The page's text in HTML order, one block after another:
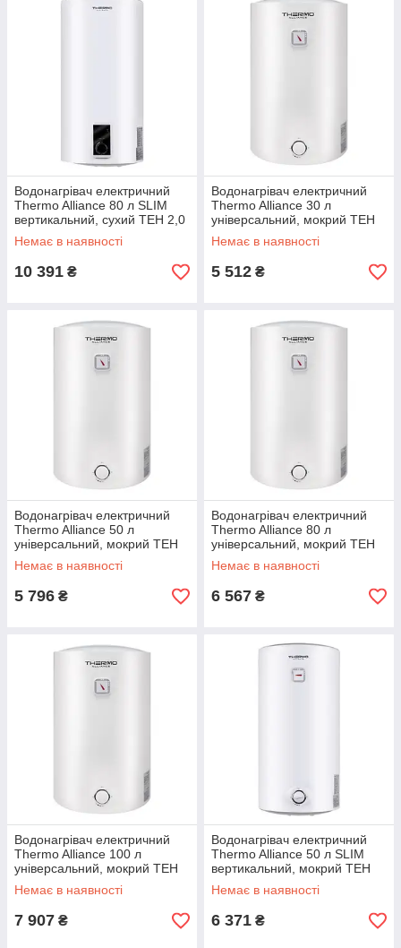
Водонагрівач електричний
Thermo Alliance 80 л SLIM
вертикальний, сухий ТЕН 2,0
кВт D80V20J(D)2-K
Немає в наявності
10 391 ₴
Водонагрівач електричний
Thermo Alliance 30 л
універсальний, мокрий ТЕН
1,5 кВт D30VH15Q1
Немає в наявності
5 512 ₴
Водонагрівач електричний
Thermo Alliance 50 л
універсальний, мокрий ТЕН
1,5 кВт D50VH15Q2
Немає в наявності
5 796 ₴
Водонагрівач електричний
Thermo Alliance 80 л
універсальний, мокрий ТЕН
1,5 кВт D80VH15Q3
Немає в наявності
6 567 ₴
Водонагрівач електричний
Thermo Alliance 100 л
універсальний, мокрий ТЕН
1,5 кВт D100VH15Q3
Немає в наявності
7 907 ₴
Водонагрівач електричний
Thermo Alliance 50 л SLIM
вертикальний, мокрий ТЕН
1,5 кВт D50V15Q1
Немає в наявності
6 371 ₴